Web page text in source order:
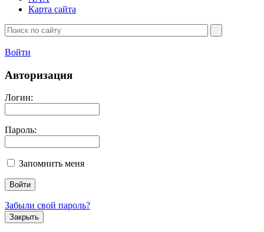
Карта сайта
Войти
Авторизация
Логин:
Пароль:
Запомнить меня
Забыли свой пароль?
Закрыть